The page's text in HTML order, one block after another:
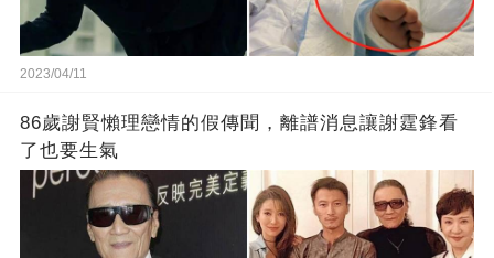
2023/04/11
86歲謝賢懶理戀情的假傳聞，離譜消息讓謝霆鋒看
了也要生氣